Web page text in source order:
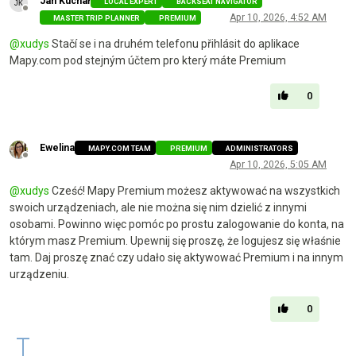
Offline
MASTER TRIP PLANNER
PREMIUM Apr 10, 2026, 4:52 AM
@xudys Stačí se i na druhém telefonu přihlásit do aplikace
Mapy.com pod stejným účtem pro který máte Premium
0
Ewelina MAPY.COM TEAM PREMIUM ADMINISTRATORS
Apr 10, 2026, 5:05 AM
@xudys Cześć! Mapy Premium możesz aktywować na wszystkich
swoich urządzeniach, ale nie można się nim dzielić z innymi
osobami. Powinno więc pomóc po prostu zalogowanie do konta, na
którym masz Premium. Upewnij się proszę, że logujesz się właśnie
tam. Daj proszę znać czy udało się aktywować Premium i na innym
urządzeniu.
0